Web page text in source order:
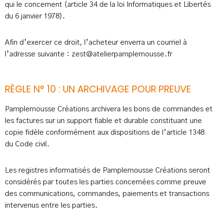
qui le concernent (article 34 de la loi Informatiques et Libertés
du 6 janvier 1978).
Afin d’exercer ce droit, l’acheteur enverra un courriel à
l’adresse suivante : zest@atelierpamplemousse.fr
RÈGLE N° 10 : UN ARCHIVAGE POUR PREUVE
Pamplemousse Créations archivera les bons de commandes et
les factures sur un support fiable et durable constituant une
copie fidèle conformément aux dispositions de l’article 1348
du Code civil.
Les registres informatisés de Pamplemousse Créations seront
considérés par toutes les parties concernées comme preuve
des communications, commandes, paiements et transactions
intervenus entre les parties.